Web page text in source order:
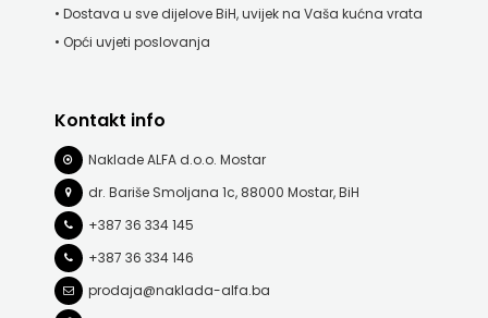
STILUS
SYNOPSIS
ŠARENI
DUĆAN
ŠKOLSKA
• Dostava u sve dijelove BiH, uvijek na Vaša kućna vrata
• Opći uvjeti poslovanja
Kontakt info
Naklade ALFA d.o.o. Mostar
dr. Bariše Smoljana 1c, 88000 Mostar, BiH
+387 36 334 145
+387 36 334 146
prodaja@naklada-alfa.ba